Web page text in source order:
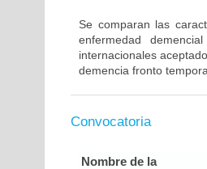
Se comparan las
enfermedad
internacionales
demencia fronto
Convocatoria
Nombre de la